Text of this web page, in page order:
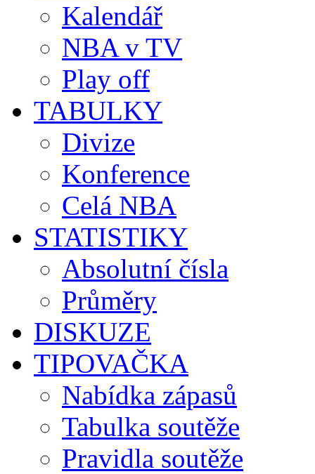
Kalendář
NBA v TV
Play off
TABULKY
Divize
Konference
Celá NBA
STATISTIKY
Absolutní čísla
Průměry
DISKUZE
TIPOVAČKA
Nabídka zápasů
Tabulka soutěže
Pravidla soutěže